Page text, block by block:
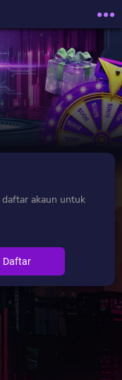
akaun untuk
Daftar